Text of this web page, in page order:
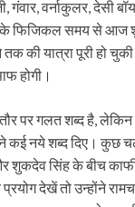
गंवार, वर्नाकुलर, देसी
फिजिकल समय से आज
की यात्रा पूरी हो
होगी।
तौर पर गलत शब्द है,
कई नये शब्द दिए। कुछ
शुकदेव सिंह के बीच
देखें तो उन्होंने